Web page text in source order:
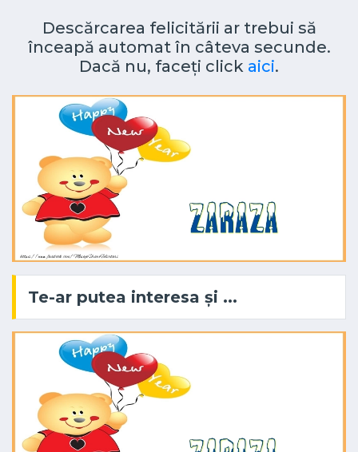
Descărcarea felicitării ar trebui să
înceapă automat în câteva secunde.
Dacă nu, faceți click aici.
Te-ar putea interesa și ...